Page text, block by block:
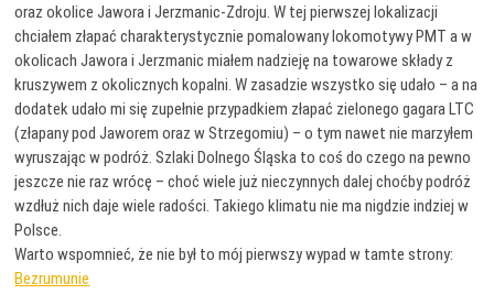
oraz okolice Jawora i Jerzmanic-Zdroju. W tej pierwszej lokalizacji
chciałem złapać charakterystycznie pomalowany lokomotywy PMT a w
okolicach Jawora i Jerzmanic miałem nadzieję na towarowe składy z
kruszywem z okolicznych kopalni. W zasadzie wszystko się udało – a na
dodatek udało mi się zupełnie przypadkiem złapać zielonego gagara LTC
(złapany pod Jaworem oraz w Strzegomiu) – o tym nawet nie marzyłem
wyruszając w podróż. Szlaki Dolnego Śląska to coś do czego na pewno
jeszcze nie raz wrócę – choć wiele już nieczynnych dalej choćby podróż
wzdłuż nich daje wiele radości. Takiego klimatu nie ma nigdzie indziej w
Polsce.
Warto wspomnieć, że nie był to mój pierwszy wypad w tamte strony:
Bezrumunie